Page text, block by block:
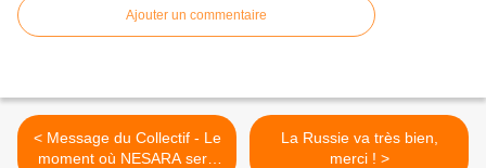
Ajouter un commentaire
< Message du Collectif - Le
moment où NESARA sera
La Russie va très bien,
merci ! >